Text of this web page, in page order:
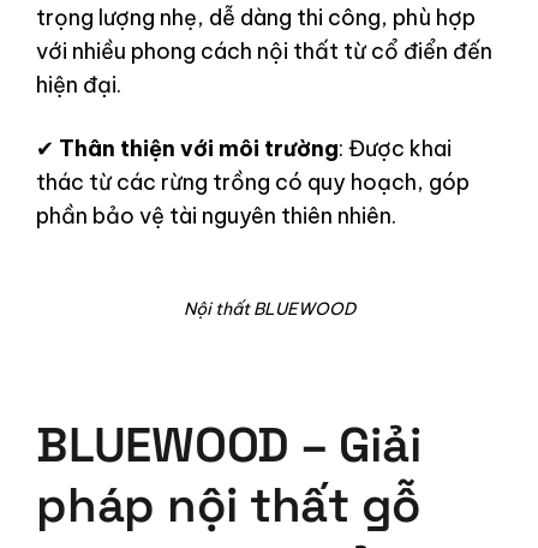
trọng lượng nhẹ, dễ dàng thi công, phù hợp
với nhiều phong cách nội thất từ cổ điển đến
hiện đại.
✔ Thân thiện với môi trường: Được khai
thác từ các rừng trồng có quy hoạch, góp
phần bảo vệ tài nguyên thiên nhiên.
Nội thất BLUEWOOD
BLUEWOOD – Giải
pháp nội thất gỗ